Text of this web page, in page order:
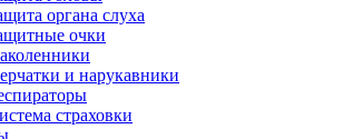
органа слуха
очки
и нарукавники
страховки